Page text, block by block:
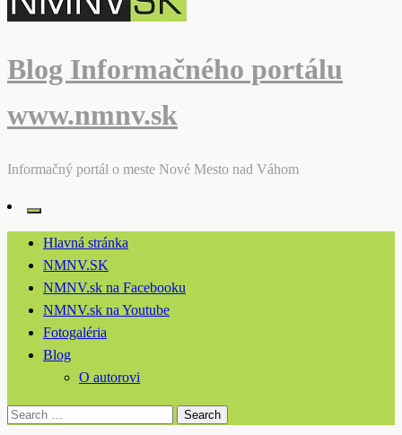
Blog Informačného portálu
www.nmnv.sk
Informačný portál o meste Nové Mesto nad Váhom
Hlavná stránka
NMNV.SK
NMNV.sk na Facebooku
NMNV.sk na Youtube
Fotogaléria
Blog
O autorovi
Search